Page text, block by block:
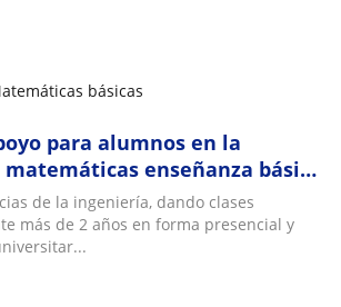
básicas
para alumnos en la
enseñanza básica
de la ingeniería, dando clases
más de 2 años en forma presencial y